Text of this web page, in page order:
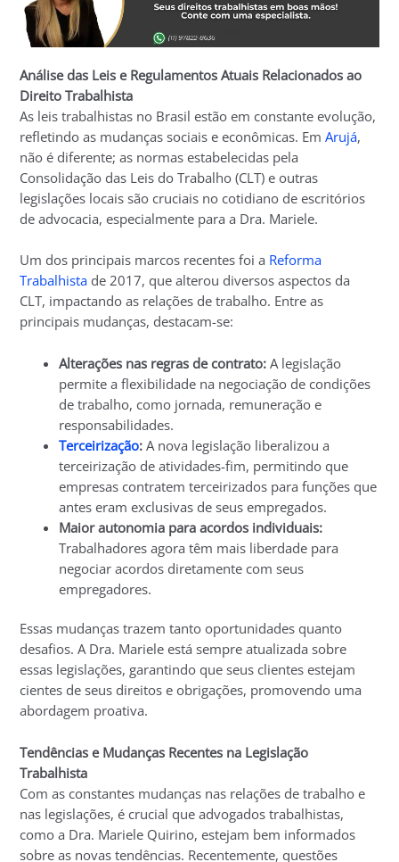
Análise das Leis e Regulamentos Atuais Relacionados ao
Direito Trabalhista
As leis trabalhistas no Brasil estão em constante evolução,
refletindo as mudanças sociais e econômicas. EmArujá,
não é diferente; as normas estabelecidas pela
Consolidação das Leis do Trabalho (CLT) e outras
legislações locais são cruciais no cotidiano de escritórios
de advocacia, especialmente para a Dra. Mariele.
Um dos principais marcos recentes foi a Reforma
Trabalhista de 2017, que alterou diversos aspectos da
CLT, impactando as relações de trabalho. Entre as
principais mudanças, destacam-se:
Alterações nas regras de contrato: A legislação
permite a flexibilidade na negociação de condições
de trabalho, como jornada, remuneração e
responsabilidades.
Terceirização: A nova legislação liberalizou a
terceirização de atividades-fim, permitindo que
empresas contratem terceirizados para funções que
antes eram exclusivas de seus empregados.
Maior autonomia para acordos individuais:
Trabalhadores agora têm mais liberdade para
negociar acordos diretamente com seus
empregadores.
Essas mudanças trazem tanto oportunidades quanto
desafios. A Dra. Mariele está sempre atualizada sobre
essas legislações, garantindo que seus clientes estejam
cientes de seus direitos e obrigações, promovendo uma
abordagem proativa.
Tendências e Mudanças Recentes na Legislação
Trabalhista
Com as constantes mudanças nas relações de trabalho e
nas legislações, é crucial que advogados trabalhistas,
como a Dra. Mariele Quirino, estejam bem informados
sobre as novas tendências. Recentemente, questões